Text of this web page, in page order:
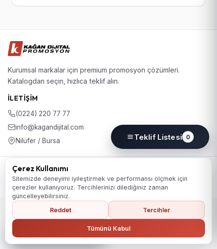
Kurumsal markalar için premium promosyon çözümleri.
Katalogdan seçin, hızlıca teklif alın.
İLETIŞIM
(0224) 220 77 77
info@kagandijital.com
Nilüfer / Bursa
© 2026 KD Promosyon. Tüm hakları saklıdır.
KoleksiyonHakkımızdaİletişimKVKK Aydınlatma Metni
Gizlilik PolitikasıÇerez PolitikasıÇerez Tercihleri
Ana Sayfaya Dön
Teklif Listesi 0
Çerez Kullanımı
Sitemizde deneyimi iyileştirmek ve performansı ölçmek için
çerezler kullanıyoruz. Tercihlerinizi dilediğiniz zaman
güncelleyebilirsiniz.
Reddet
Tercihler
Tümünü Kabul